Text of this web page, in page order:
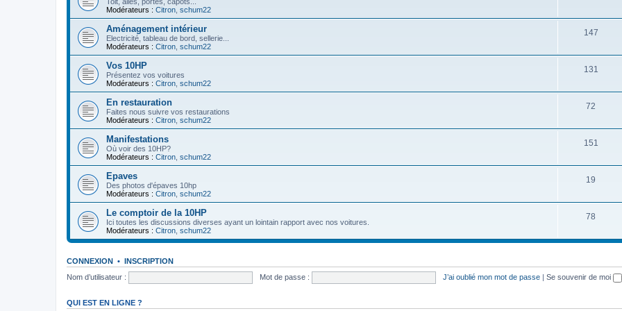
Modérateurs : Citron schum22
Aménagement intérieur
Electricité, tableau de bord, sellerie...
Modérateurs : Citron schum22
147
Vos 10HP
Présentez vos voitures
Modérateurs : Citron schum22
131
En restauration
Faites nous suivre vos restaurations
Modérateurs : Citron schum22
72
Manifestations
Où voir des 10HP?
Modérateurs : Citron schum22
151
Epaves
Des photos d'épaves 10hp
Modérateurs : Citron schum22
19
Le comptoir de la 10HP
Ici toutes les discussions diverses ayant un lointain rapport avec nos voitures.
Modérateurs : Citron schum22
78
CONNEXION • INSCRIPTION
Nom d’utilisateur :
Mot de passe : J’ai oublié mon mot de passe | Se souvenir de moi
QUI EST EN LIGNE ?